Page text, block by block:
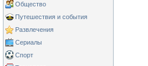
Общество
Путешествия и события
Развлечения
Сериалы
Спорт